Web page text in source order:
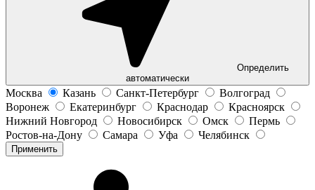
Определить
автоматически
Москва Казань Санкт-Петербург
Волгоград
Воронеж
Екатеринбург Краснодар
Красноярск
Нижний Новгород
Новосибирск Омск
Пермь
Ростов-на-Дону
Самара Уфа Челябинск
Применить